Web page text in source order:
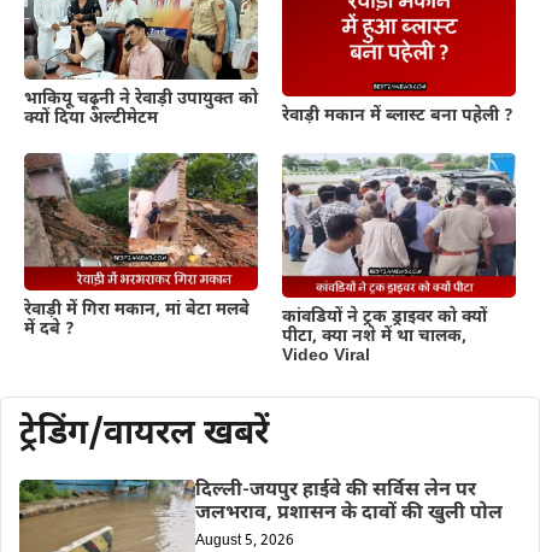
भाकियू चढ़ूनी ने रेवाड़ी उपायुक्त को
क्यों दिया अल्टीमेटम
रेवाड़ी मकान में ब्लास्ट बना पहेली ?
रेवाड़ी में गिरा मकान, मां बेटा मलबे
में दबे ?
कांवडियों ने ट्रक ड्राइवर को क्यों
पीटा, क्या नशे में था चालक,
Video Viral
ट्रेडिंग/वायरल खबरें
दिल्ली-जयपुर हाईवे की सर्विस लेन पर
जलभराव, प्रशासन के दावों की खुली पोल
August 5, 2026